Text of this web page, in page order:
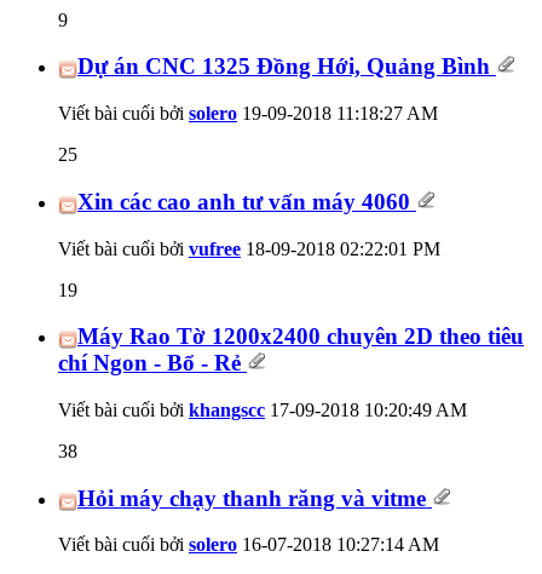
9
Dự án CNC 1325 Đồng Hới, Quảng Bình
Viết bài cuối bởi solero 19-09-2018 11:18:27 AM
25
Xin các cao anh tư vấn máy 4060
Viết bài cuối bởi vufree 18-09-2018 02:22:01 PM
19
Máy Rao Tờ 1200x2400 chuyên 2D theo tiêu
chí Ngon - Bổ - Rẻ
Viết bài cuối bởi khangscc 17-09-2018 10:20:49 AM
38
Hỏi máy chạy thanh răng và vitme
Viết bài cuối bởi solero 16-07-2018 10:27:14 AM